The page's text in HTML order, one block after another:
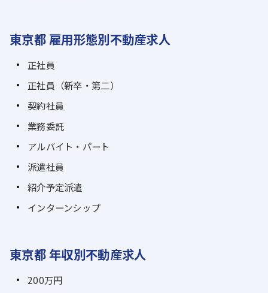
東京都 雇用形態別不動産求人
正社員
正社員（新卒・第二）
契約社員
業務委託
アルバイト・パート
派遣社員
紹介予定派遣
インターンシップ
東京都 年収別不動産求人
200万円